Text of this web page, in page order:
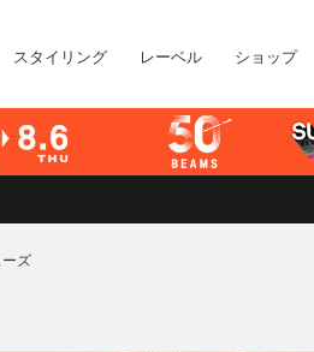
スタイリング レーベル ショップ
ズ